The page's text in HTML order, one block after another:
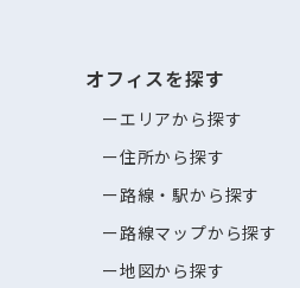
オフィスを探す
エリアから探す
住所から探す
路線・駅から探す
路線マップから探す
地図から探す